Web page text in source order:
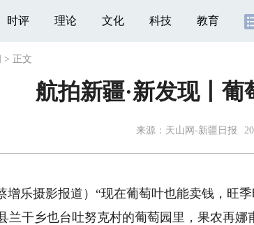
时评 理论 文化 科技 教育
> 正文
航拍新疆·新发现丨葡
来源： 天山网-新疆日报
乐摄影报道）“现在葡萄叶也能卖钱，旺季
兰干乡也台吐努克村的葡萄园里，果农再娜